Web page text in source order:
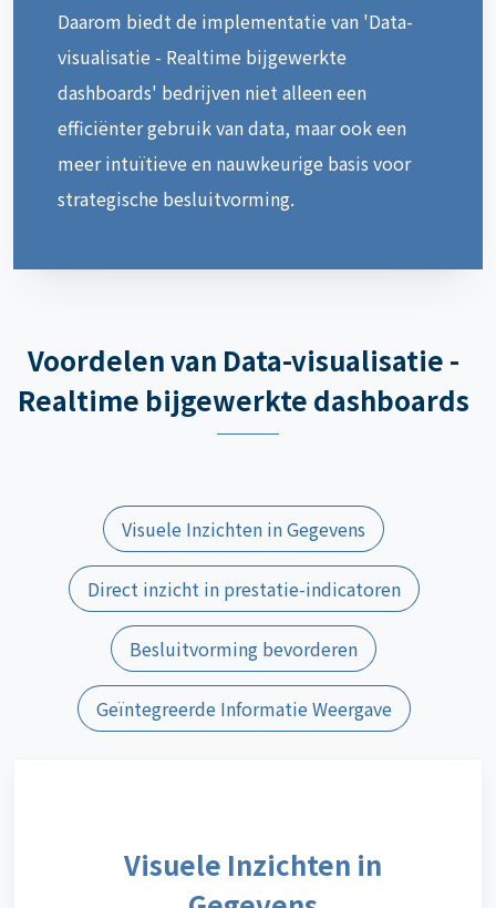
Daarom biedt de implementatie van 'Data-
visualisatie - Realtime bijgewerkte
dashboards' bedrijven niet alleen een
efficiënter gebruik van data, maar ook een
meer intuïtieve en nauwkeurige basis voor
strategische besluitvorming.
Voordelen van Data-visualisatie -
Realtime bijgewerkte dashboards
Visuele Inzichten in Gegevens
Direct inzicht in prestatie-indicatoren
Besluitvorming bevorderen
Geïntegreerde Informatie Weergave
Visuele Inzichten in